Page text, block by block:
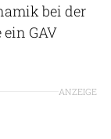
bei der
GAV
ANZEIGE